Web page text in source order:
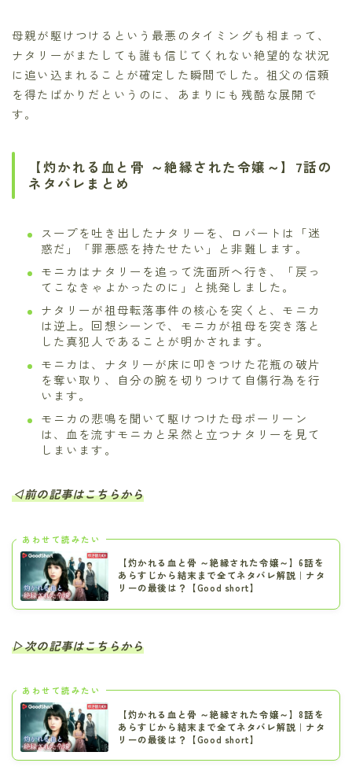
母親が駆けつけるという最悪のタイミングも相まって、
ナタリーがまたしても誰も信じてくれない絶望的な状況
に追い込まれることが確定した瞬間でした。祖父の信頼
を得たばかりだというのに、あまりにも残酷な展開で
す。
【灼かれる血と骨 ～絶縁された令嬢～】7話の
ネタバレまとめ
スープを吐き出したナタリーを、ロバートは「迷
惑だ」「罪悪感を持たせたい」と非難します。
モニカはナタリーを追って洗面所へ行き、「戻っ
てこなきゃよかったのに」と挑発しました。
ナタリーが祖母転落事件の核心を突くと、モニカ
は逆上。回想シーンで、モニカが祖母を突き落と
した真犯人であることが明かされます。
モニカは、ナタリーが床に叩きつけた花瓶の破片
を奪い取り、自分の腕を切りつけて自傷行為を行
います。
モニカの悲鳴を聞いて駆けつけた母ポーリーン
は、血を流すモニカと呆然と立つナタリーを見て
しまいます。
◁前の記事はこちらから
あわせて読みたい
【灼かれる血と骨 ～絶縁された令嬢～】6話を
あらすじから結末まで全てネタバレ解説｜ナタ
リーの最後は？【Good short】
▷次の記事はこちらから
あわせて読みたい
【灼かれる血と骨 ～絶縁された令嬢～】8話を
あらすじから結末まで全てネタバレ解説｜ナタ
リーの最後は？【Good short】